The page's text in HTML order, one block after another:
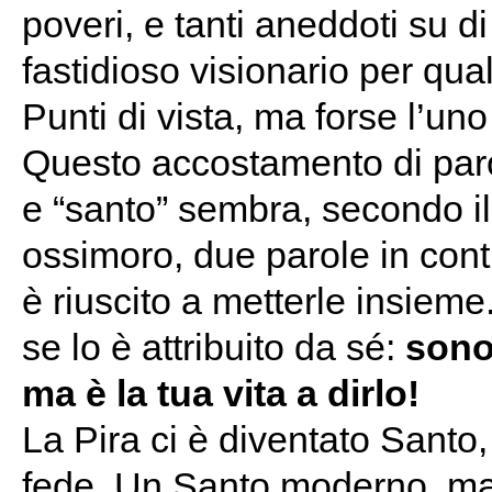
poveri, e tanti aneddoti su
fastidioso visionario per
Punti di vista, ma forse
Questo accostamento di
e “santo” sembra, secondo
ossimoro, due parole in
è riuscito a metterle
se lo è attribuito da sé:
ma è la tua vita a dirlo!
La Pira ci è diventato